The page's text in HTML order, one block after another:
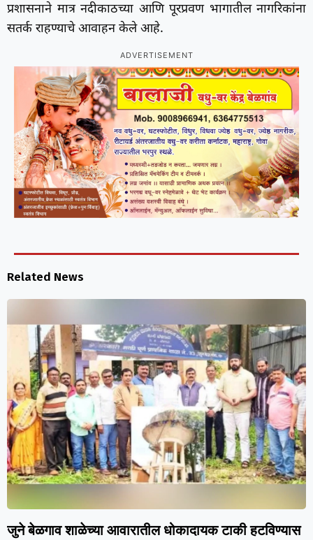
प्रशासनाने मात्र नदीकाठच्या आणि पूरप्रवण भागातील नागरिकांना
सतर्क राहण्याचे आवाहन केले आहे.
ADVERTISEMENT
Related News
जुने बेळगाव शाळेच्या आवारातील धोकादायक टाकी हटविण्यास